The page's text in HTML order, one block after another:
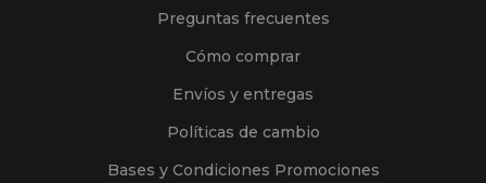
Preguntas frecuentes
Cómo comprar
Envíos y entregas
Políticas de cambio
Bases y Condiciones Promociones